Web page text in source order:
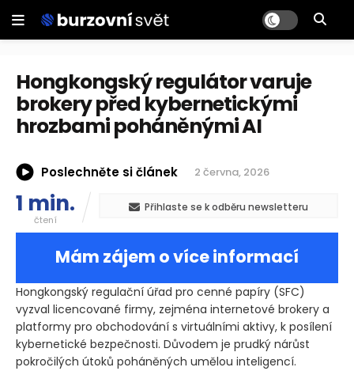
Hongkongský regulátor varuje
brokery před kybernetickými
hrozbami poháněnými AI
Poslechněte si článek 2 června, 2026
1 min.
čtení
Přihlaste se k odběru newsletteru
Mám zájem o více informací
Hongkongský regulační úřad pro cenné papíry (SFC)
vyzval licencované firmy, zejména internetové brokery a
platformy pro obchodování s virtuálními aktivy, k posílení
kybernetické bezpečnosti. Důvodem je prudký nárůst
pokročilých útoků poháněných umělou inteligencí.